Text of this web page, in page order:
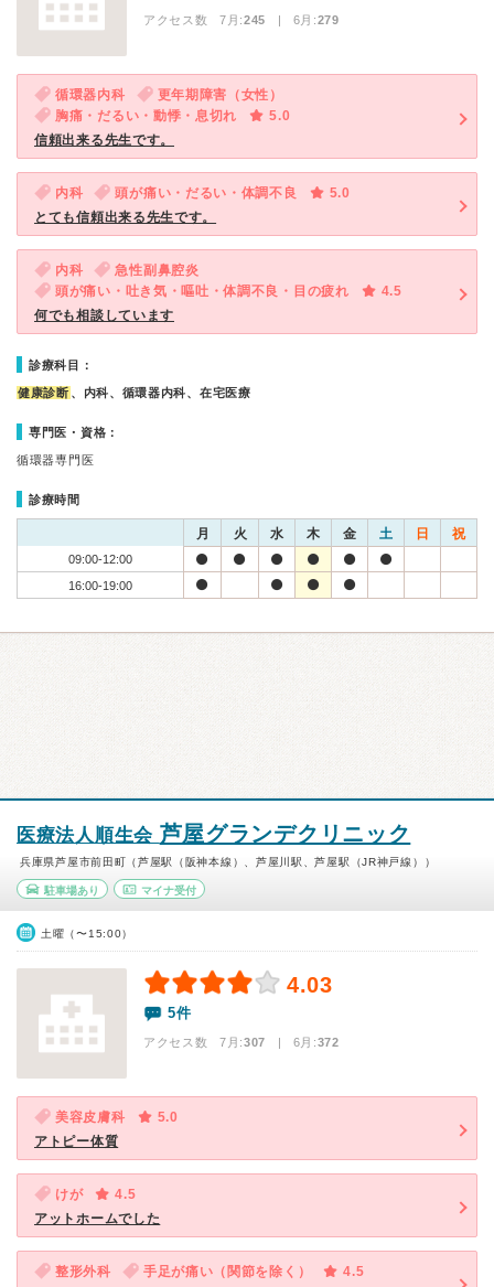
アクセス数 7月:245 | 6月:279
循環器内科
更年期障害（女性）
胸痛・だるい・動悸・息切れ
5.0
信頼出来る先生です。
内科 頭が痛い・だるい・体調不良
5.0
とても信頼出来る先生です。
内科
急性副鼻腔炎
頭が痛い・吐き気・嘔吐・体調不良・目の疲れ
4.5
何でも相談しています
診療科目：
健康診断 、内科、循環器内科、在宅医療
専門医・資格：
循環器専門医
診療時間
月 火 水 木 金 土 日 祝
09:00-12:00
16:00-19:00
医療法人順生会 芦屋グランデクリニック
兵庫県芦屋市前田町（芦屋駅（阪神本線）、芦屋川駅、芦屋駅（JR神戸線））
駐車場あり マイナ受付
土曜（〜15:00）
4.03
5件
アクセス数 7月:307 | 6月:372
美容皮膚科
5.0
アトピー体質
けが
4.5
アットホームでした
整形外科 手足が痛い（関節を除く）
4.5